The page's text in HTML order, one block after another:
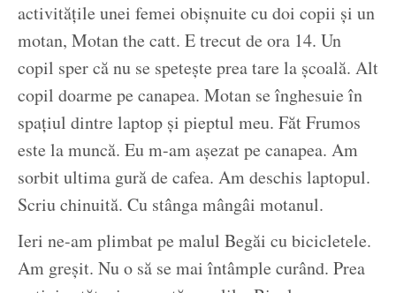
activitățile unei femei obișnuite cu doi copii și un
motan, Motan the catt. E trecut de ora 14. Un
copil sper că nu se spetește prea tare la școală. Alt
copil doarme pe canapea. Motan se înghesuie în
spațiul dintre laptop și pieptul meu. Făt Frumos
este la muncă. Eu m-am așezat pe canapea. Am
sorbit ultima gură de cafea. Am deschis laptopul.
Scriu chinuită. Cu stânga mângâi motanul.
Ieri ne-am plimbat pe malul Begăi cu bicicletele.
Am greșit. Nu o să se mai întâmple curând. Prea